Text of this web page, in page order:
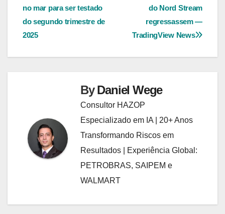
Post
do Nord Stream
regressassem —
TradingView News
no mar para ser testado
do segundo trimestre de
2025
ByDaniel Wege
Consultor HAZOP
Especializado em IA | 20+ Anos
Transformando Riscos em
Resultados | Experiência Global:
PETROBRAS, SAIPEM e
WALMART